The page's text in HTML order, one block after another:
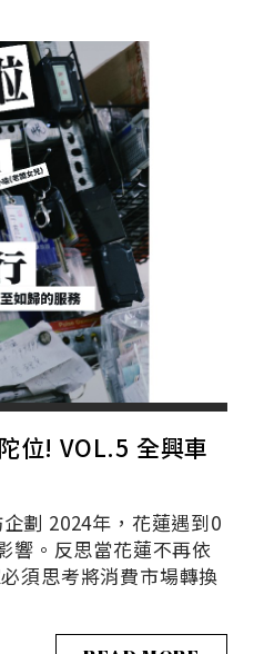
位! VOL.5 全興車
2024年，花蓮遇到0
響。反思當花蓮不再依
須思考將消費市場轉換